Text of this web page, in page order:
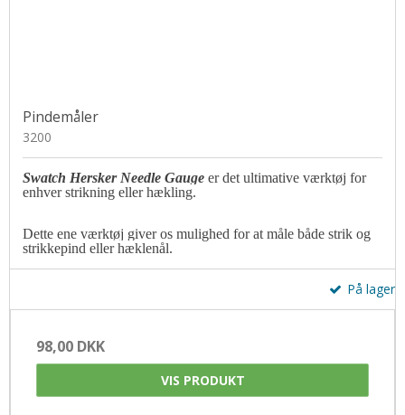
Pindemåler
3200
Swatch Hersker Needle Gauge er det ultimative værktøj for
enhver strikning eller hækling.
Dette ene værktøj giver os mulighed for at måle både strik og
strikkepind eller hæklenål.
På lager
98,00 DKK
VIS PRODUKT